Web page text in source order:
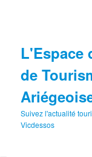
L'Espace
de
Suivez l'actualité
Vicdessos